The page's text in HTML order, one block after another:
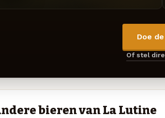
Doe
Of stel
bieren van La Lutine